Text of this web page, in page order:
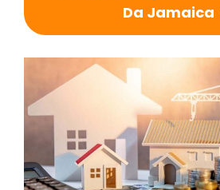
Da Jamaica